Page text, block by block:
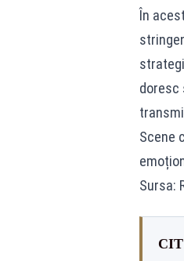
În
doresc
Scene
Sursa: